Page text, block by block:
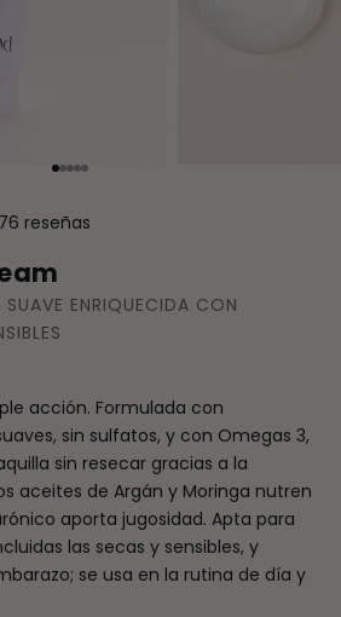
Ir al artículo 1
Ir al artículo 2
Ir al artículo 3
Ir al artículo 4
Ir al artículo 5
reseñas
ENRIQUECIDA CON
acción. Formulada con
sin sulfatos, y con Omegas 3,
sin resecar gracias a la
aceites de Argán y Moringa nutren
aporta jugosidad. Apta para
las secas y sensibles, y
se usa en la rutina de día y